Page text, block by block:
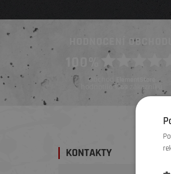
HODNOCENÍ OBCHODU
100%
Obchod ElementStore
hodnotilo 1669 zákazníků
Před týdnem
KONTAKTY